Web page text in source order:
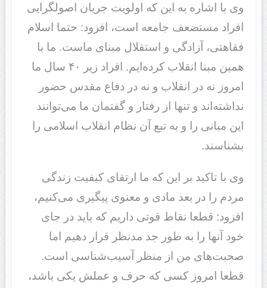
وی با اشاره به این که اولویت جریان اصولگرایی
افراد مستضعف جامعه است، افزود: حتما اسلام
فقاهتی، آزادگی و استقلال مبنای ماست. ما با
همین مبنا انقلاب کرده‌ایم. افراد زیر ۴۰ سال ما
امروز نه در انقلاب و نه در دفاع مقدس حضور
نداشته‌اند و تنها از رفتار و گفتمان ما می‌توانند
این مبانی را و به تبع آن نظام انقلاب اسلامی را
بشناسند.
وی با تاکید بر این که ما ارتقای کیفیت زندگی
مردم را در بعد مادی و معنوی پیگیری می‌کنیم،
افزود: قطعا نقاط قوتی داریم که باید در جای
خود آنها را به طور جد مدنظر قرار دهیم اما
صحبت‌های من از منظر آسیب‌شناسی است.
قطعا امروز کسی که حرف و عملش یکی باشد،